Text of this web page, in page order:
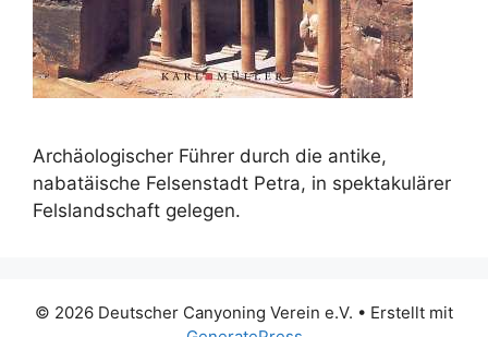
Archäologischer Führer durch die antike,
nabatäische Felsenstadt Petra, in spektakulärer
Felslandschaft gelegen.
© 2026 Deutscher Canyoning Verein e.V. • Erstellt mit